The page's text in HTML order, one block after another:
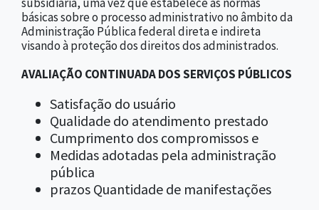
básicas sobre o processo administrativo no âmbito da
Administração Pública federal direta e indireta
visando à proteção dos direitos dos administrados.
AVALIAÇÃO CONTINUADA DOS SERVIÇOS PÚBLICOS
Satisfação do usuário
Qualidade do atendimento prestado
Cumprimento dos compromissos e
Medidas adotadas pela administração
pública
prazos Quantidade de manifestações